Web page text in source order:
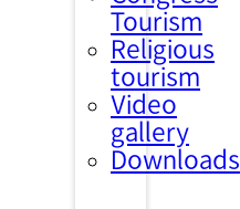
Tourism
Religious
tourism
Video
gallery
Downloads